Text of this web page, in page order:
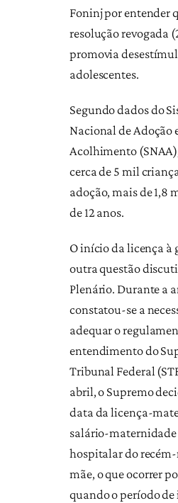
Foninj por entender
resolução revogada
promovia
adolescentes.
Segundo dados do
Nacional de Adoção
Acolhimento
cerca de 5 mil
adoção, mais de 1,8
de 12 anos.
O início da licença à
outra questão
Plenário. Durante a
constatou-se a
adequar o
entendimento do
Tribunal Federal
abril, o Supremo
data da licença-
salário-maternidade
hospitalar do
mãe, o que ocorrer
quando o período